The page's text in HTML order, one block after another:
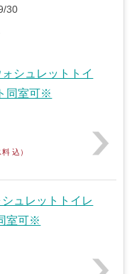
30
シュレットトイ
同室可※
込）
ュレットトイレ
室可※